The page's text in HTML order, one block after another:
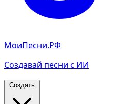
МоиПесни.РФ
Создавай песни с ИИ
Создать